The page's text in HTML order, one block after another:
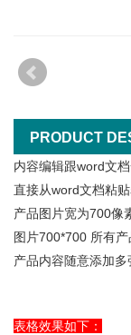
PRODUCT
内容编辑跟word文
直接从word文档粘
产品图片宽为700像
图片700*700 所有
产品内容随意添加
表格效果如下：